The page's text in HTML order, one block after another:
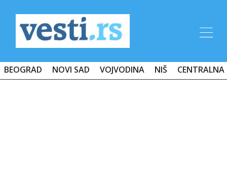
BEOGRAD NOVI SAD VOJVODINA NIŠ CENTRALNA